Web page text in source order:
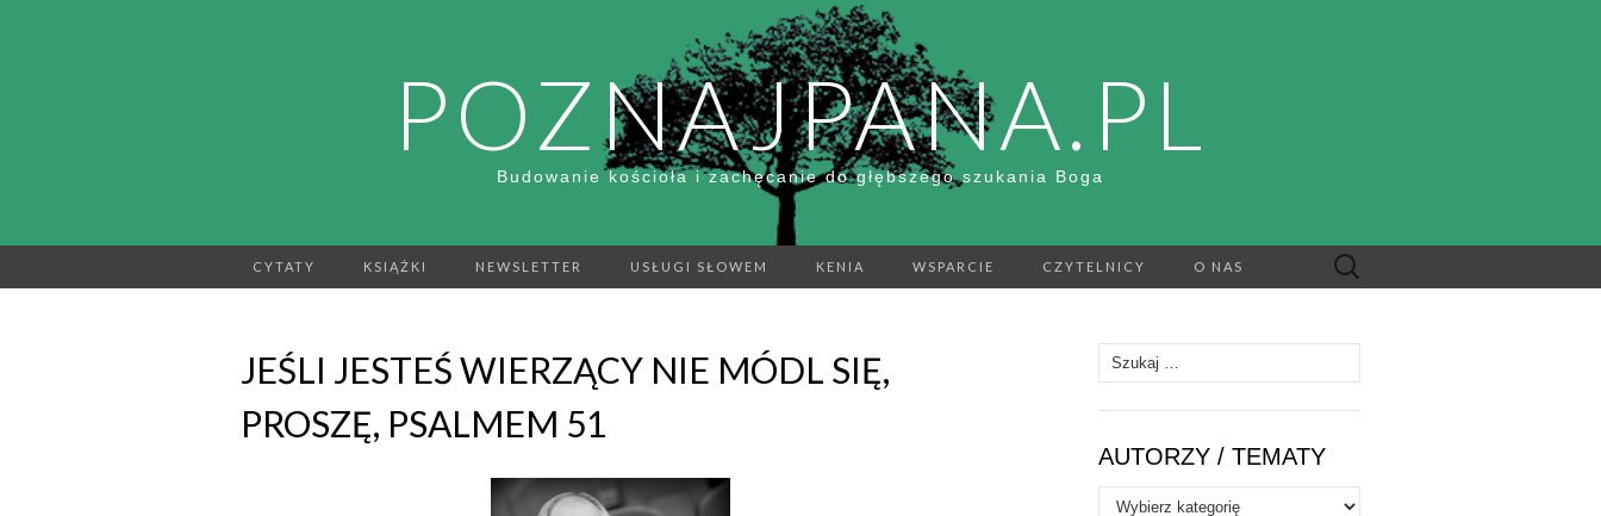
POZNAJPANA.PL
Budowanie kościoła i zachęcanie do głębszego szukania Boga
CYTATY KSIĄŻKI NEWSLETTER USŁUGI SŁOWEM KENIA WSPARCIE CZYTELNICY O NAS Szukaj:
JEŚLI JESTEŚ WIERZĄCY NIE MÓDL SIĘ,
PROSZĘ, PSALMEM 51
Szukaj:
AUTORZY / TEMATY
Autorzy